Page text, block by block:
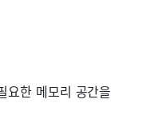
요한 메모리 공간을